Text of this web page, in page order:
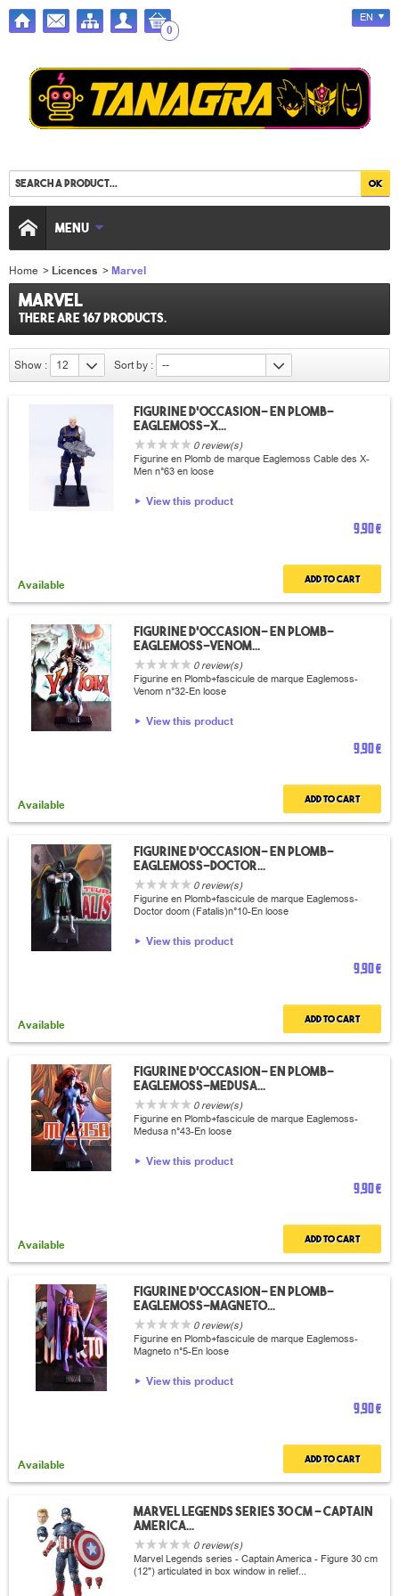
0
EN
MENU
Home > Licences >Marvel
Marvel
There are 167 products.
Show : 12 Sort by : --
Figurine d'occasion- en plomb-
Eaglemoss-X...
0 review(s)
Figurine en Plomb de marque Eaglemoss Cable des X-
Men n°63 en loose
View this product
9,90 €
Available Add to cart
Figurine d'occasion- en plomb-
Eaglemoss-Venom...
0 review(s)
Figurine en Plomb+fascicule de marque Eaglemoss-
Venom n°32-En loose
View this product
9,90 €
Available Add to cart
Figurine d'occasion- en plomb-
Eaglemoss-Doctor...
0 review(s)
Figurine en Plomb+fascicule de marque Eaglemoss-
Doctor doom (Fatalis)n°10-En loose
View this product
9,90 €
Available Add to cart
Figurine d'occasion- en plomb-
Eaglemoss-medusa...
0 review(s)
Figurine en Plomb+fascicule de marque Eaglemoss-
Medusa n°43-En loose
View this product
9,90 €
Available Add to cart
Figurine d'occasion- en plomb-
Eaglemoss-Magneto...
0 review(s)
Figurine en Plomb+fascicule de marque Eaglemoss-
Magneto n°5-En loose
View this product
9,90 €
Available Add to cart
Marvel legends series 30 cm - Captain
America...
0 review(s)
Marvel Legends series - Captain America - Figure 30 cm
(12") articulated in box window in relief...